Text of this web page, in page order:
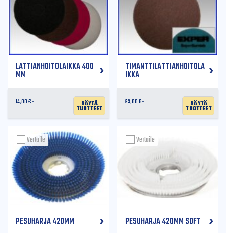
LATTIANHOITOLAIKKA 400
MM
14,00€ Näytä
tuotteet
TIMANTTILATTIANHOITOLA
IKKA
63,00€ Näytä
tuotteet
PESUHARJA 420MM
Vertaile
PESUHARJA 420MM SOFT
Vertaile